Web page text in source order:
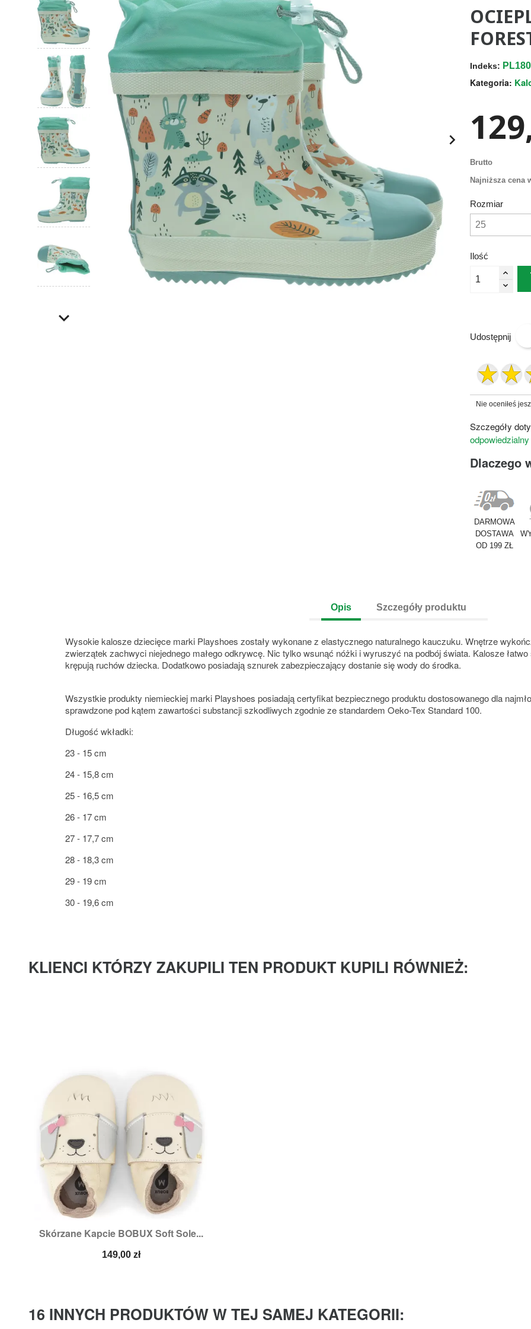

Indeks:
Kategoria:
Brutto
Najniższa cena
Rozmiar
Ilość
Udostępnij
Nie oceniłeś
Szczegóły
Dlaczego
DARMOWA
DOSTAWA
OD 199 ZŁ
Opis Szczegóły produktu
Wysokie kalosze dziecięce marki Playshoes zostały wykonane z elastycznego naturalnego kauczuku. Wnętrze
zwierzątek zachwyci niejednego małego odkrywcę. Nic tylko wsunąć nóżki i wyruszyć na podbój świata. Kalosze
krępują ruchów dziecka. Dodatkowo posiadają sznurek zabezpieczający dostanie się wody do środka.
Wszystkie produkty niemieckiej marki Playshoes posiadają certyfikat bezpiecznego produktu dostosowanego dla
sprawdzone pod kątem zawartości substancji szkodliwych zgodnie ze standardem Oeko-Tex Standard 100.
Długość wkładki:
23 - 15 cm
24 - 15,8 cm
25 - 16,5 cm
26 - 17 cm
27 - 17,7 cm
28 - 18,3 cm
29 - 19 cm
30 - 19,6 cm
KLIENCI KTÓRZY ZAKUPILI TEN PRODUKT KUPILI RÓWNIEŻ:
Skórzane Kapcie BOBUX Soft Sole...
Cena
149,00 zł
Szybki podgląd
16 INNYCH PRODUKTÓW W TEJ SAMEJ KATEGORII: